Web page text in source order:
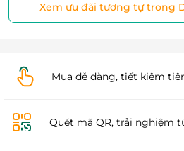
Xem ưu đãi tương tự trong
Mua dễ dàng, tiết kiệm
Quét mã QR, trải nghiệm